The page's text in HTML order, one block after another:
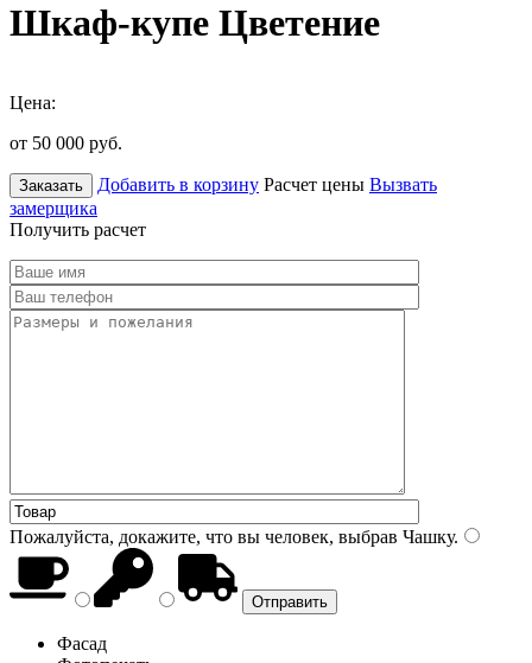
Шкаф-купе Цветение
Цена:
от 50 000 руб.
Заказать Добавить в корзину Расчет цены Вызвать
замерщика
Получить расчет
Пожалуйста, докажите, что вы человек, выбрав Чашку.
Фасад